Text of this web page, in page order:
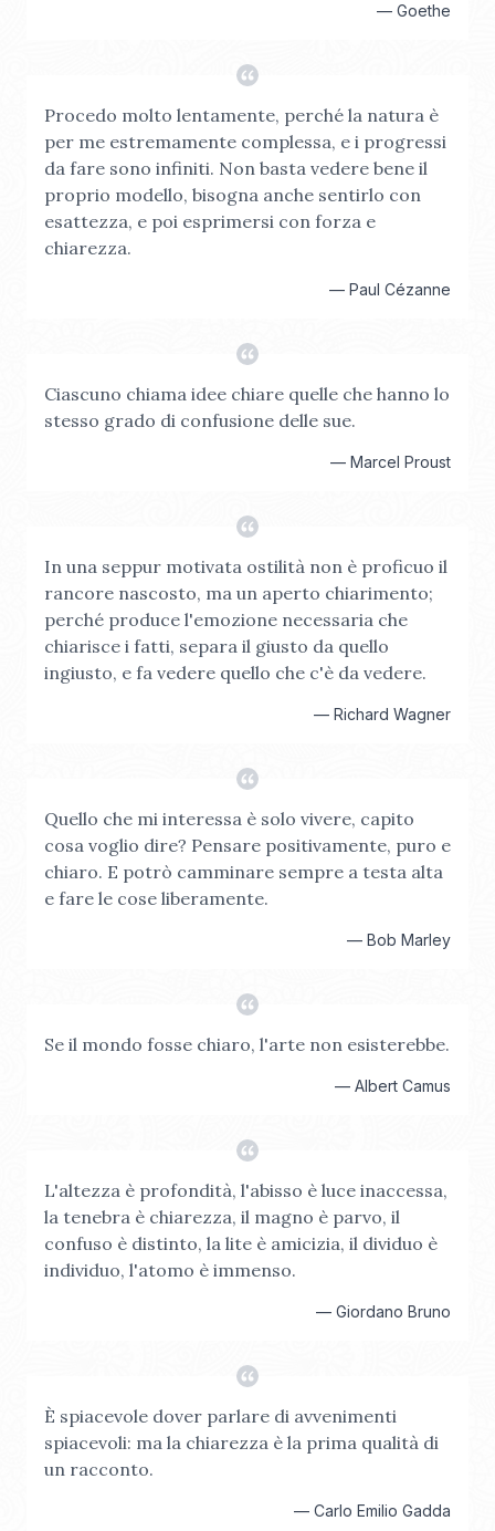
— Goethe
Procedo molto lentamente, perché la natura è
per me estremamente complessa, e i progressi
da fare sono infiniti. Non basta vedere bene il
proprio modello, bisogna anche sentirlo con
esattezza, e poi esprimersi con forza e
chiarezza.
— Paul Cézanne
Ciascuno chiama idee chiare quelle che hanno lo
stesso grado di confusione delle sue.
— Marcel Proust
In una seppur motivata ostilità non è proficuo il
rancore nascosto, ma un aperto chiarimento;
perché produce l'emozione necessaria che
chiarisce i fatti, separa il giusto da quello
ingiusto, e fa vedere quello che c'è da vedere.
— Richard Wagner
Quello che mi interessa è solo vivere, capito
cosa voglio dire? Pensare positivamente, puro e
chiaro. E potrò camminare sempre a testa alta
e fare le cose liberamente.
— Bob Marley
Se il mondo fosse chiaro, l'arte non esisterebbe.
— Albert Camus
L'altezza è profondità, l'abisso è luce inaccessa,
la tenebra è chiarezza, il magno è parvo, il
confuso è distinto, la lite è amicizia, il dividuo è
individuo, l'atomo è immenso.
— Giordano Bruno
È spiacevole dover parlare di avvenimenti
spiacevoli: ma la chiarezza è la prima qualità di
un racconto.
— Carlo Emilio Gadda